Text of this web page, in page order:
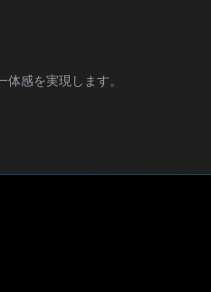
感を実現します。